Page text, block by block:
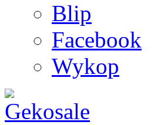
Blip
Facebook
Wykop